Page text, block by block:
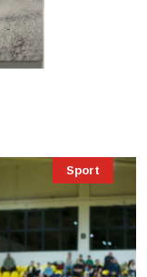
Sport